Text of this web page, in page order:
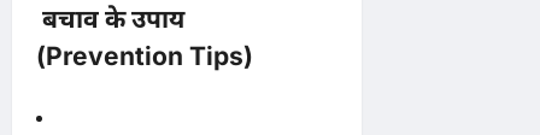
बचाव के उपाय
(Prevention Tips)